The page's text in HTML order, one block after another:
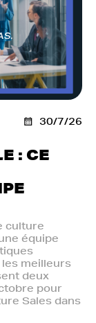
30/7/26
: CE
culture
équipe
meilleurs
deux
pour
Sales dans